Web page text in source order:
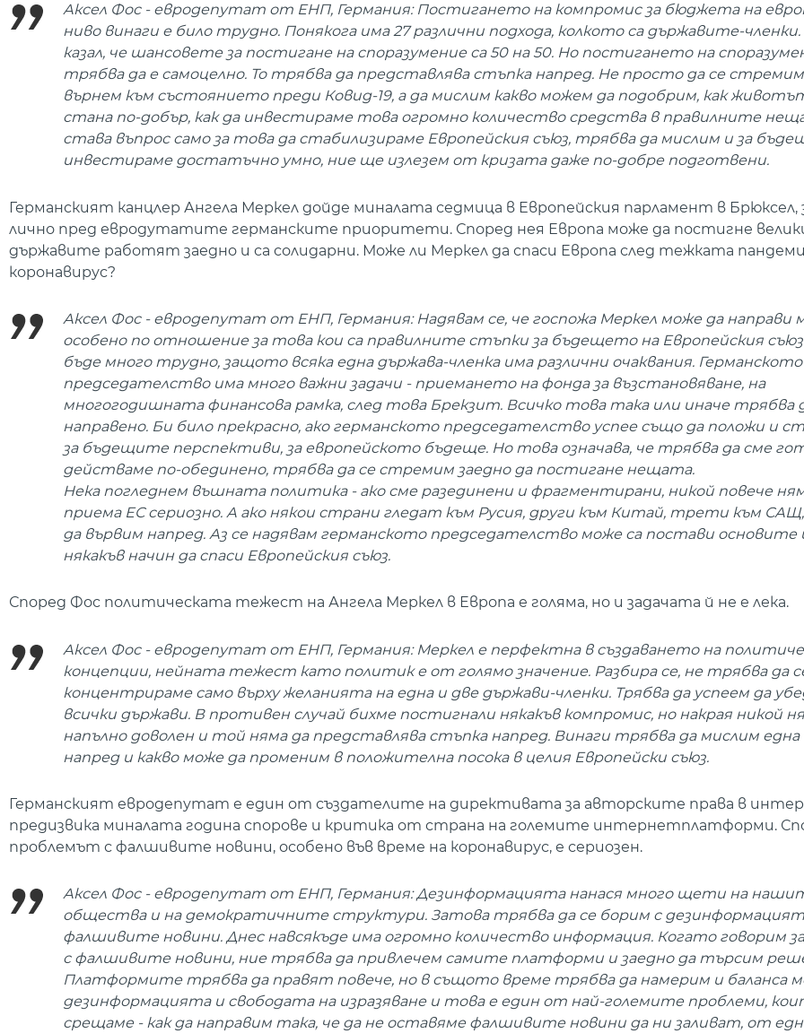
Аксел Фос - евродепутат от ЕНП, Германия: Постигането на компромис за бюджета на
ниво винаги е било трудно. Понякога има 27 различни подхода, колкото са държавите-членки.
казал, че шансовете за постигане на споразумение са 50 на 50. Но постигането на
трябва да е самоцелно. То трябва да представлява стъпка напред. Не просто да се стремим
върнем към състоянието преди Ковид-19, а да мислим какво можем да подобрим, как
стана по-добър, как да инвестираме това огромно количество средства в правилните
става въпрос само за това да стабилизираме Европейския съюз, трябва да мислим и за
инвестираме достатъчно умно, ние ще излезем от кризата даже по-добре подготвени.
Германският канцлер Ангела Меркел дойде миналата седмица в Европейския парламент в Брюксел,
лично пред евродутатите германските приоритети. Според нея Европа може да постигне
държавите работят заедно и са солидарни. Може ли Меркел да спаси Европа след тежката
коронавирус?
Аксел Фос - евродепутат от ЕНП, Германия: Надявам се, че госпожа Меркел може да направи
особено по отношение за това кои са правилните стъпки за бъдещето на Европейския
бъде много трудно, защото всяка една държава-членка има различни очаквания. Германското
председателство има много важни задачи - приемането на фонда за възстановяване, на
многогодишната финансова рамка, след това Брекзит. Всичко това така или иначе трябва
направено. Би било прекрасно, ако германското председателство успее също да положи и
за бъдещите перспективи, за европейското бъдеще. Но това означава, че трябва да сме
действаме по-обединено, трябва да се стремим заедно да постигане нещата.
Нека погледнем въшната политика - ако сме разединени и фрагментирани, никой повече
приема ЕС сериозно. А ако някои страни гледат към Русия, други към Китай, трети към
да вървим напред. Аз се надявам германското председателство може са постави основите
някакъв начин да спаси Европейския съюз.
Според Фос политическата тежест на Ангела Меркел в Европа е голяма, но и задачата й не е лека.
Аксел Фос - евродепутат от ЕНП, Германия: Меркел е перфектна в създаването на
концепции, нейната тежест като политик е от голямо значение. Разбира се, не трябва да
концентрираме само върху желанията на една и две държави-членки. Трябва да успеем да
всички държави. В противен случай бихме постигнали някакъв компромис, но накрая никой
напълно доволен и той няма да представлява стъпка напред. Винаги трябва да мислим
напред и какво може да променим в положителна посока в целия Европейски съюз.
Германският евродепутат е един от създателите на директивата за авторските права в
предизвика миналата година спорове и критика от страна на големите интернетплатформи.
проблемът с фалшивите новини, особено във време на коронавирус, е сериозен.
Аксел Фос - евродепутат от ЕНП, Германия: Дезинформацията нанася много щети на
общества и на демократичните структури. Затова трябва да се борим с
фалшивите новини. Днес навсякъде има огромно количество информация. Когато говорим
с фалшивите новини, ние трябва да привлечем самите платформи и заедно да търсим
Платформите трябва да правят повече, но в същото време трябва да намерим и баланса
дезинформацията и свободата на изразяване и това е един от най-големите проблеми,
срещаме - как да направим така, че да не оставяме фалшивите новини да ни заливат, от